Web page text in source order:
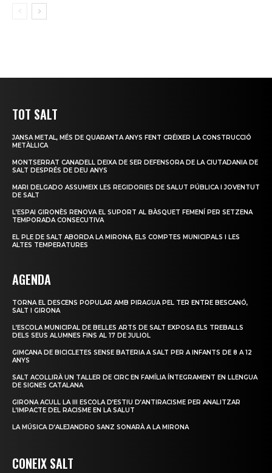
TOT SALT
JANSA METAL, MÉS DE QUARANTA ANYS FENT CRÉIXER LA CONSTRUCCIÓ
METÀL·LICA
MONTSERRAT CANADELL DEIXA DE SER DEFENSORA DE LA CIUTADANIA DE
SALT DESPRÉS DE DEU ANYS
MARI DELGADO ASSUMEIX LES REGIDORIES DE SALUT PÚBLICA I JOVENTUT
DE SALT
L’ESPAI GIRONÈS RENOVA EL SUPORT AL BÀSQUET FEMENÍ PER SETZENA
TEMPORADA CONSECUTIVA
EL PLE DE SALT ABORDA LA MIRONA, ELS COMPTES MUNICIPALS I LES
ALTES TEMPERATURES
AGENDA
TORNA EL DESCENS POPULAR AMB PIRAGUA PEL TER ENTRE BESCANÓ,
SALT I GIRONA
L’ESCOLA MUNICIPAL DE BELLES ARTS DE SALT EXPOSA ELS TREBALLS
DELS SEUS ALUMNES FINS AL 17 DE JULIOL
GIMCANA DE BICICLETES SENSE BATERIA A SALT PER A INFANTS DE 8 A 12
ANYS
SALT ACOLLIRÀ UN TALLER DE CIRC EN FAMÍLIA ÍNTEGRAMENT EN LLENGUA
DE SIGNES CATALANA
GIRONA ACULL LA III ESCOLA D’ESTIU D’ANTIRACISME PER ANALITZAR
L’IMPACTE DEL RACISME EN LA SALUT
LA MÚSICA D’ALEJANDRO SANZ SONARÀ A LA MIRONA
CONEIX SALT